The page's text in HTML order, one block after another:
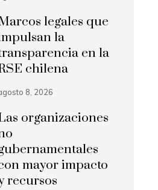
legales que
la
en la
chilena
8, 2026
organizaciones
mayor impacto
recursos